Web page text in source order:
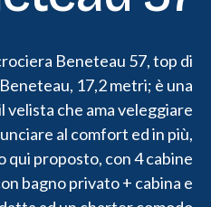
Beneteau 57, top di
17,2 metri; è una
che ama veleggiare
al comfort ed in più,
qui proposto, con 4 cabine
bagno privato + cabina e